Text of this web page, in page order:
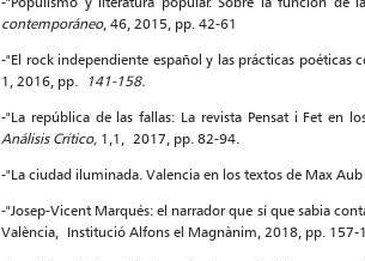
contemporáneo, 46, 2015, pp. 42-61
-"El rock independiente español y las prácticas poéticas
1, 2016, pp. 141-158.
-"La república de las fallas: La revista Pensat i Fet en
Análisis Crítico, 1,1, 2017, pp. 82-94.
-"La ciudad iluminada. Valencia en los textos de Max Aub
-"Josep-Vicent Marqués: el narrador que sí que sabia
València, Institució Alfons el Magnànim, 2018, pp. 157-